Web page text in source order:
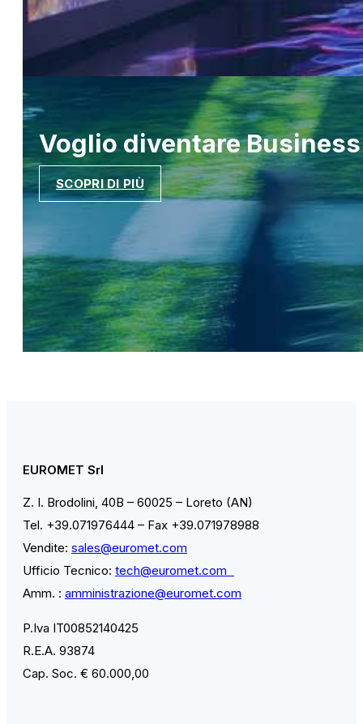
Voglio diventare
SCOPRI DI PIÙ
EUROMET Srl
Z. I. Brodolini, 40B – 60025 – Loreto (AN)
Tel. +39.071976444 – Fax +39.071978988
Vendite: sales@euromet.com
Ufficio Tecnico: tech@euromet.com
Amm. : amministrazione@euromet.com
P.Iva IT00852140425
R.E.A. 93874
Cap. Soc. € 60.000,00